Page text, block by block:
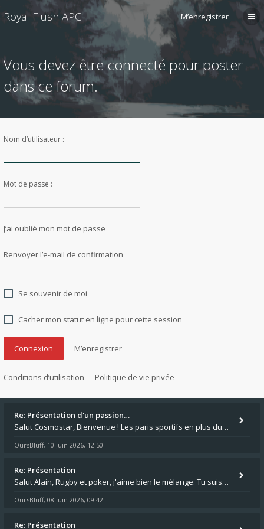
Royal Flush APC M’enregistrer
Vous devez être connecté pour poster
dans ce forum.
Nom d’utilisateur :
Mot de passe :
J’ai oublié mon mot de passe
Renvoyer l’e-mail de confirmation
Se souvenir de moi
Cacher mon statut en ligne pour cette session
M’enregistrer
Conditions d’utilisation Politique de vie privée
Re: Présentation d'un passion…
Salut Cosmostar, Bienvenue ! Les paris sportifs en plus du poker, c'est ce que je fais aussi. Surtout la NBA, je mise su
OursBluff, 10 juin 2026, 12:50
Re: Présentation
Salut Alain, Rugby et poker, j'aime bien le mélange. Tu suis le rugby du coin ? Moi j'essaie d'aller voir des matchs de
OursBluff, 08 juin 2026, 09:42
Re: Présentation